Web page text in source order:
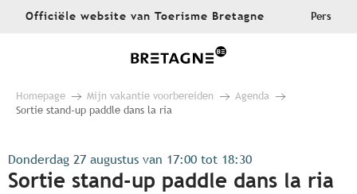
AllerOfficiële website van Toerisme Bretagne Pers
Homepage Mijn vakantie voorbereiden
Agenda
Sortie stand-up paddle dans la ria
Donderdag 27 augustus van 17:00 tot 18:30
Sortie stand-up paddle dans la ria